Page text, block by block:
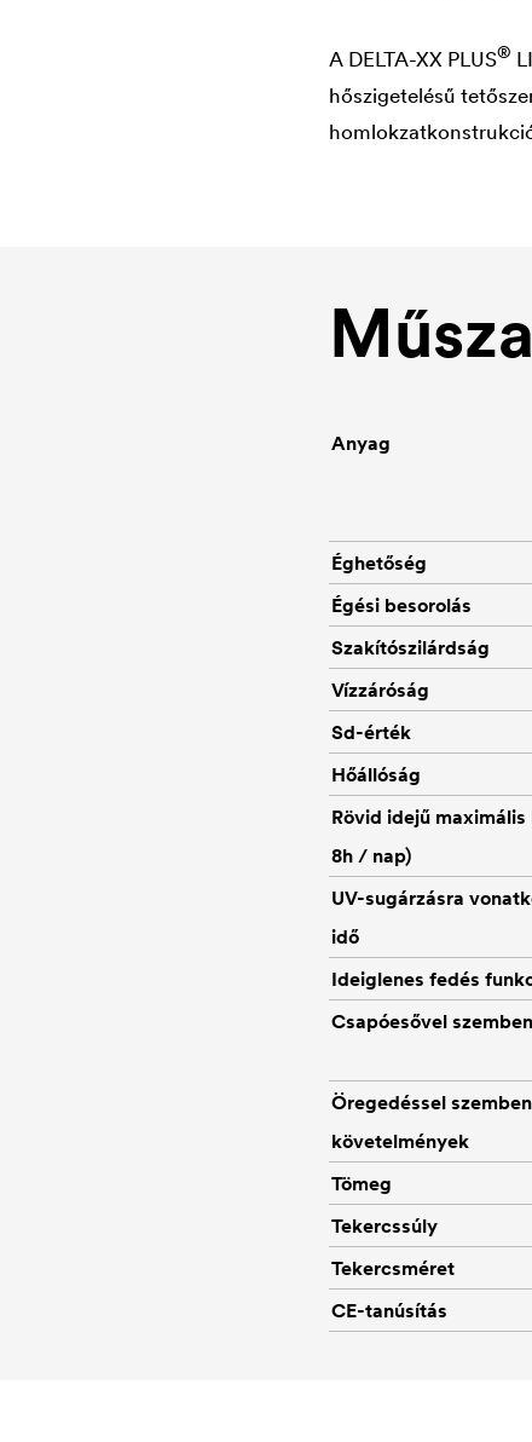
A DELTA-XX PLUS®
hőszigetelésű
Anyag
Éghetőség
Égési besorolás
Szakítószilárdság
Vízzáróság
Sd-érték
Hőállóság
Rövid idejű maximális
8h / nap)
UV-sugárzásra
idő
Ideiglenes fedés
Csapóesővel
Öregedéssel
követelmények
Tömeg
Tekercssúly
Tekercsméret
CE-tanúsítás